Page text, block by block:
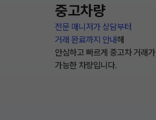
중고차량
전문 매니저가 상담부터
거래 완료까지 안내해
안심하고 빠르게 중고차 거래가
가능한 차량입니다.